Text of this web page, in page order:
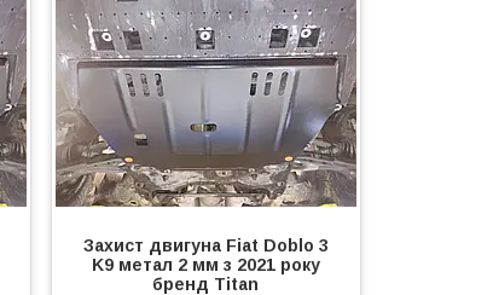
Захист двигуна Fiat Doblo 3
K9 метал 2 мм з 2021 року
бренд Titan